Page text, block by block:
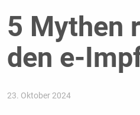
5 Mythen
den e-
23. Oktober 2024